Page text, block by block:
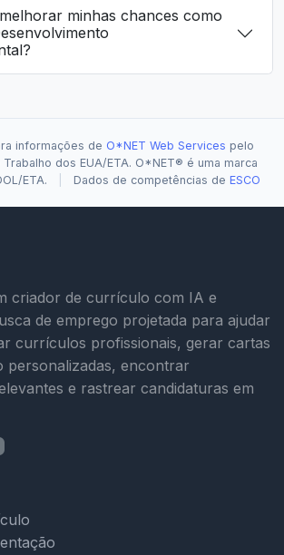
minhas chances como
informações de O*NET Web Services pelo
dos EUA/ETA. O*NET® é uma marca
ETA.
Dados de competências de ESCO
criador de currículo com IA e
de emprego projetada para ajudar
currículos profissionais, gerar cartas
personalizadas, encontrar
e rastrear candidaturas em